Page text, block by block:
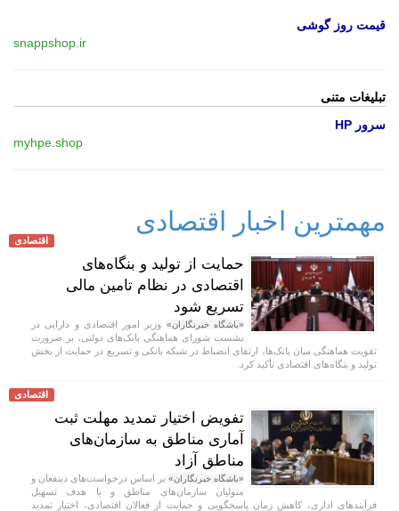
قیمت روز گوشی
snappshop.ir
تبلیغات متنی
سرور HP
myhpe.shop
مهمترین اخبار اقتصادی
اقتصادی
حمایت از تولید و بنگاه‌های
اقتصادی در نظام تامین مالی
تسریع شود
«باشگاه خبرنگاران» وزیر امور اقتصادی و دارایی در
نشست شورای هماهنگی بانک‌های دولتی، بر ضرورت
تقویت هماهنگی میان بانک‌ها، ارتقای انضباط در شبکه بانکی و تسریع در حمایت از بخش
تولید و بنگاه‌های اقتصادی تأکید کرد.
اقتصادی
تفویض اختیار تمدید مهلت ثبت
آماری مناطق به سازمان‌های
مناطق آزاد
«باشگاه خبرنگاران» بر اساس درخواست‌های ذینفعان و
متولیان سازمان‌های مناطق و با هدف تسهیل
فرآیندهای اداری، کاهش زمان پاسخگویی و حمایت از فعالان اقتصادی، اختیار تمدید